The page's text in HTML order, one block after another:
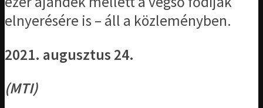
elnyerésére is – áll a közleményben.
2021. augusztus 24.
(MTI)